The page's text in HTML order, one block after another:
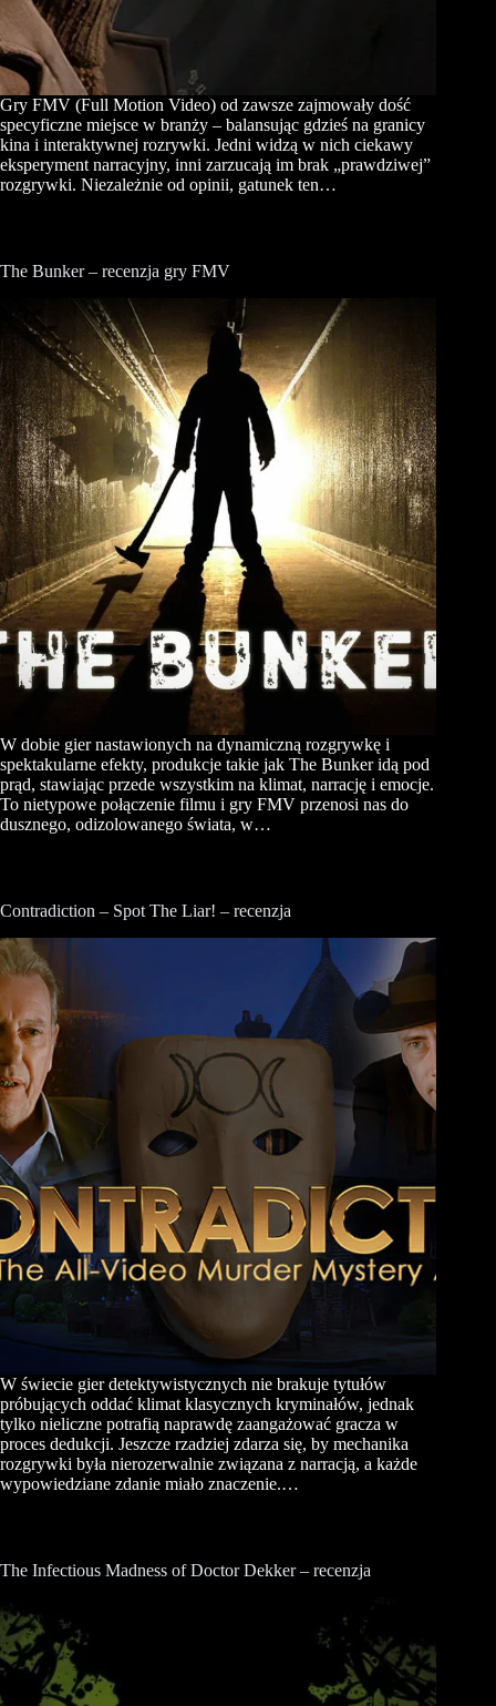
Gry FMV (Full Motion Video) od zawsze zajmowały dość
specyficzne miejsce w branży – balansując gdzieś na granicy
kina i interaktywnej rozrywki. Jedni widzą w nich ciekawy
eksperyment narracyjny, inni zarzucają im brak „prawdziwej”
rozgrywki. Niezależnie od opinii, gatunek ten…
The Bunker – recenzja gry FMV
W dobie gier nastawionych na dynamiczną rozgrywkę i
spektakularne efekty, produkcje takie jak The Bunker idą pod
prąd, stawiając przede wszystkim na klimat, narrację i emocje.
To nietypowe połączenie filmu i gry FMV przenosi nas do
dusznego, odizolowanego świata, w…
Contradiction – Spot The Liar! – recenzja
W świecie gier detektywistycznych nie brakuje tytułów
próbujących oddać klimat klasycznych kryminałów, jednak
tylko nieliczne potrafią naprawdę zaangażować gracza w
proces dedukcji. Jeszcze rzadziej zdarza się, by mechanika
rozgrywki była nierozerwalnie związana z narracją, a każde
wypowiedziane zdanie miało znaczenie.…
The Infectious Madness of Doctor Dekker – recenzja